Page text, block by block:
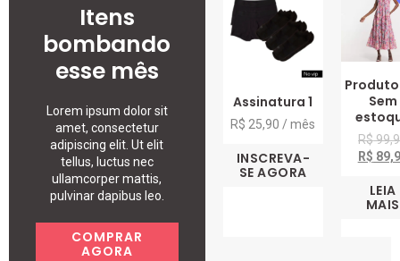
Itens
bombando
esse mês
Lorem ipsum dolor sit
amet, consectetur
adipiscing elit. Ut elit
tellus, luctus nec
ullamcorper mattis,
pulvinar dapibus leo.
COMPRAR
AGORA
Assinatura 1
R$ 25,90 / mês
INSCREVA-
SE AGORA
Sem
R$
R$
LEIA
MAIS